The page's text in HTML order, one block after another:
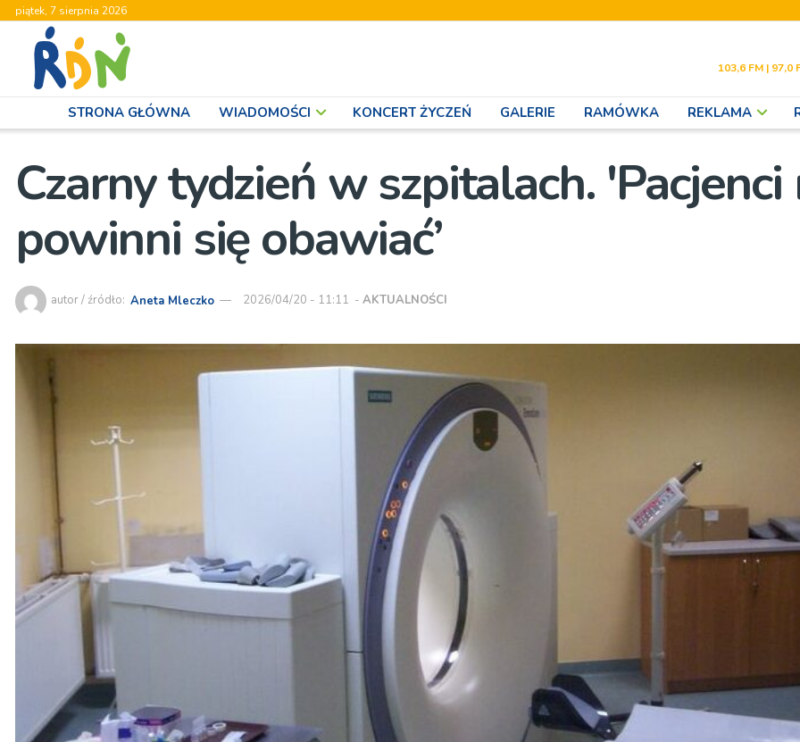
piątek, 7 sierpnia 2026
103,6 FM | 97,0
STRONA GŁÓWNA WIADOMOŚCI KONCERT ŻYCZEŃ GALERIE RAMÓWKA REKLAMA
Czarny tydzień w szpitalach. 'Pacjenci
powinni się obawiać’
autor / źródło: Aneta Mleczko 2026/04/20 - 11:11 - AKTUALNOŚCI